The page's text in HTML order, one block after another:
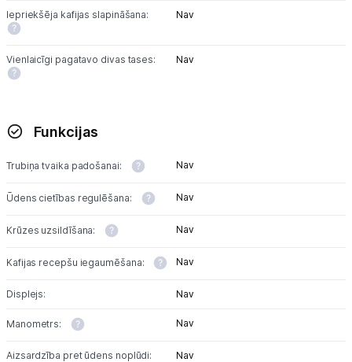
Iepriekšēja kafijas slapināšana: Nav
Vienlaicīgi pagatavo divas tases: Nav
Funkcijas
Trubiņa tvaika padošanai: Nav
Ūdens cietības regulēšana: Nav
Krūzes uzsildīšana: Nav
Kafijas recepšu iegaumēšana: Nav
Displejs: Nav
Manometrs: Nav
Aizsardzība pret ūdens noplūdi: Nav